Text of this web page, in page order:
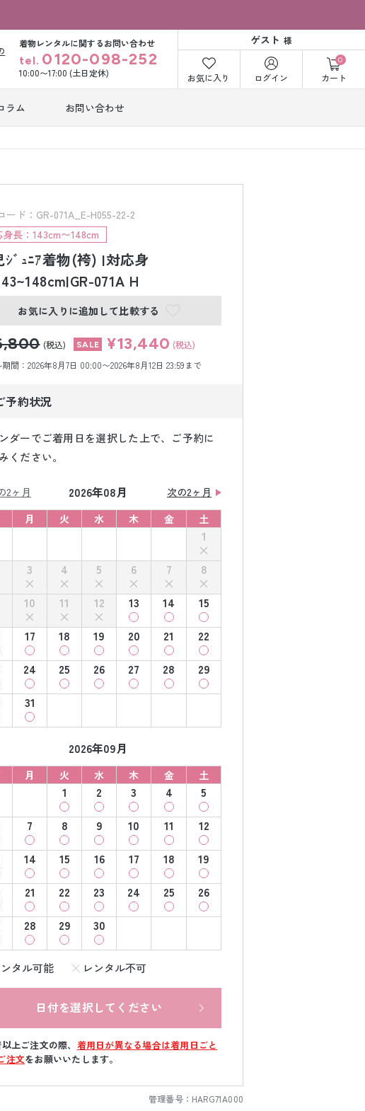
着物レンタルに関するお問い合わせ
tel. 0120-098-252
10:00〜17:00 (土日定休)
ゲスト 様
お気に入り ログイン
0
カート
ラム お問い合わせ
産着レンタル
レンタル
タル
色打掛&紋付袴
ード：GR-071A_E-H055-22-2
長：143cm〜148cm
ｼﾞｭﾆｱ着物(袴) |対応身
071A H
お気に入りに追加して比較する
(税込) ¥13,440 (税込)
間：2026年8月7日 00:00〜2026年8月12日 23:59まで
予約状況
ダーでご着用日を選択した上で、ご予約に
ください。
2ヶ月 2026年08月
次の2ヶ月
月 火 水 木 金 土
1
3 4 5 6 7
8
10 11 12 13 14
15
17 18 19 20 21
22
24 25 26 27 28
29
31
2026年09月
月 火 水 木 金 土
1 2 3 4
5
7 8 9 10 11
12
14 15 16 17 18
19
21 22 23 24 25
26
28 29 30
タル可能 レンタル不可
日付を選択してください
上ご注文の際、 着用日が異なる場合は着用日ごと
注文をお願いいたします。
管理番号： HARG71A000